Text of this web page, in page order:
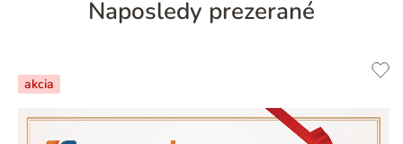
Naposledy prezerané
akcia